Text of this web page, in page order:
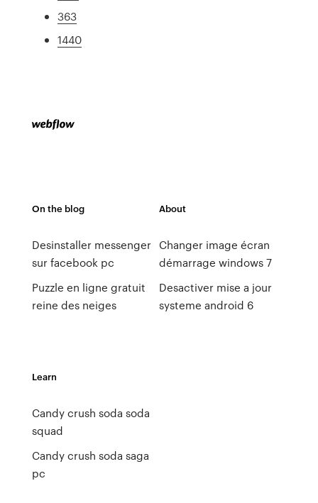
363
1440
On the blog
Desinstaller messenger
sur facebook pc
Puzzle en ligne gratuit
reine des neiges
About
Changer image écran
démarrage windows 7
Desactiver mise a jour
systeme android 6
Learn
Candy crush soda soda
squad
Candy crush soda saga
pc